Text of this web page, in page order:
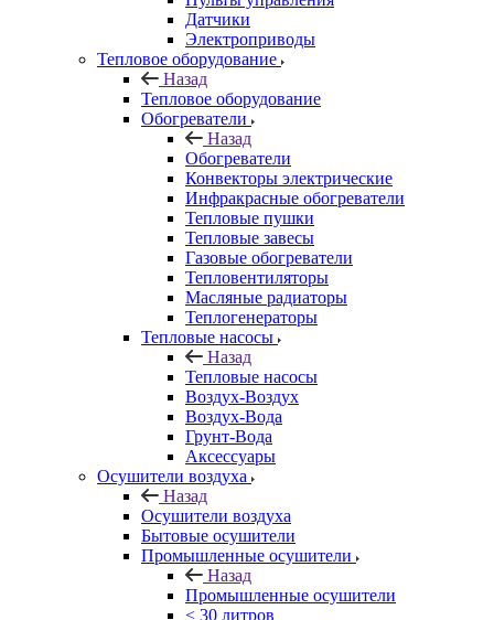
Датчики
Электроприводы
Тепловое оборудование
Назад
Тепловое оборудование
Обогреватели
Назад
Обогреватели
Конвекторы электрические
Инфракрасные обогреватели
Тепловые пушки
Тепловые завесы
Газовые обогреватели
Тепловентиляторы
Масляные радиаторы
Теплогенераторы
Тепловые насосы
Назад
Тепловые насосы
Воздух-Воздух
Воздух-Вода
Грунт-Вода
Аксессуары
Осушители воздуха
Назад
Осушители воздуха
Бытовые осушители
Промышленные осушители
Назад
Промышленные осушители
< 30 литров